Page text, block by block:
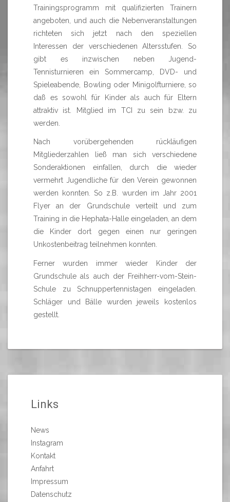
Trainingsprogramm mit qualifizierten Trainern
angeboten, und auch die Nebenveranstaltungen
richteten sich jetzt nach den speziellen
Interessen der verschiedenen Altersstufen. So
gibt es inzwischen neben Jugend-
Tennisturnieren ein Sommercamp, DVD- und
Spieleabende, Bowling oder Minigolfturniere, so
daß es sowohl für Kinder als auch für Eltern
attraktiv ist. Mitglied im TCI zu sein bzw. zu
werden.
Nach vorübergehenden rückläufigen
Mitgliederzahlen ließ man sich verschiedene
Sonderaktionen einfallen, durch die wieder
vermehrt Jugendliche für den Verein gewonnen
werden konnten. So z.B. wurden im Jahr 2001
Flyer an der Grundschule verteilt und zum
Training in die Hephata-Halle eingeladen, an dem
die Kinder dort gegen einen nur geringen
Unkostenbeitrag teilnehmen konnten.
Ferner wurden immer wieder Kinder der
Grundschule als auch der Freihherr-vom-Stein-
Schule zu Schnuppertennistagen eingeladen.
Schläger und Bälle wurden jeweils kostenlos
gestellt.
Links
News
Instagram
Kontakt
Anfahrt
Impressum
Datenschutz